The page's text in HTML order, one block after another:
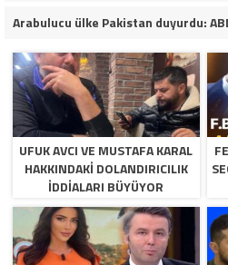
Arabulucu ülke Pakistan duyurdu:
UFUK AVCI VE MUSTAFA KARAL
HAKKINDAKI DOLANDIRICILIK
İDDIALARI BÜYÜYOR